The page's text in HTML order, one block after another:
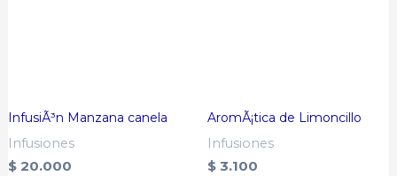
InfusiÃ³n Manzana canela
Infusiones
$ 20.000
AromÃ¡tica de Limoncillo
Infusiones
$ 3.100